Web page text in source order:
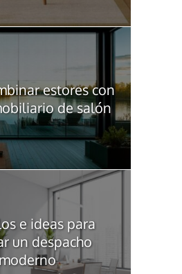
estores con
de salón
e ideas para
un despacho
moderno